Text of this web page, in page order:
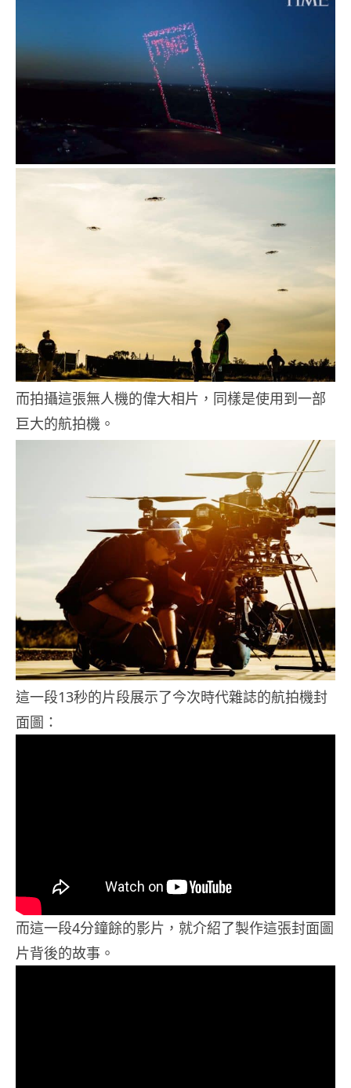
而拍攝這張無人機的偉大相片，同樣是使用到一部
巨大的航拍機。
這一段13秒的片段展示了今次時代雜誌的航拍機封
面圖：
而這一段4分鐘餘的影片，就介紹了製作這張封面圖
片背後的故事。